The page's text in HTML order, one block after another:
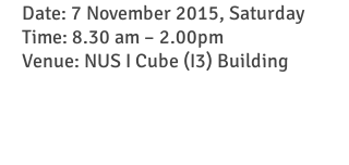
Date: 7 November 2015, Saturday
Time: 8.30 am – 2.00pm
Venue: NUS I Cube (I3) Building